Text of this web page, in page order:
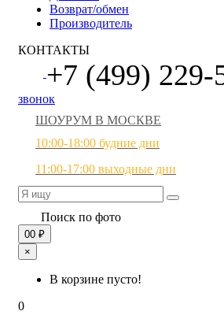
Возврат/обмен
Производитель
КОНТАКТЫ
+7 (499) 229-
звонок
ШОУРУМ В МОСКВЕ
10:00-18:00 будние дни
11:00-17:00 выходные дни
Поиск по фото
00 ₽
×
В корзине пусто!
0